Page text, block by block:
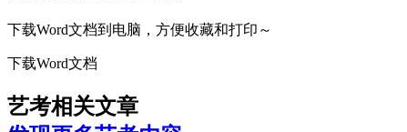
下载Word文档到电脑，方便收藏和打印～
下载Word文档
艺考相关文章